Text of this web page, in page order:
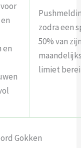
en
zodra een
50% van
limiet
Gokken